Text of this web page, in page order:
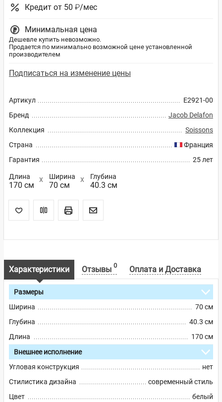
Артикул
E2921-00
Бренд
Jacob Delafon
Коллекция
Soissons
Страна
Франция
Гарантия
25 лет
Длина
170 см
Ширина
70 см
Глубина
40.3 см
Кредит от 50 ₽/мес
Минимальная цена
Дешевле купить невозможно.
Продается по минимально возможной цене установленной
производителем
Подписаться на изменение цены
Характеристики Отзывы 0 Оплата и Доставка
Размеры
Ширина
70 см
Глубина
40.3 см
Длина
170 см
Внешнее исполнение
Угловая конструкция
нет
Стилистика дизайна
современный стиль
Цвет
белый